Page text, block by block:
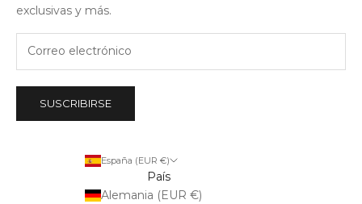
exclusivas y más.
SUSCRIBIRSE
España (EUR €)
País
Alemania (EUR €)